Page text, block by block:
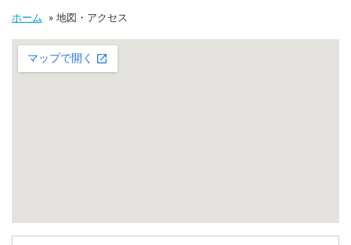
ホーム » 地図・アクセス